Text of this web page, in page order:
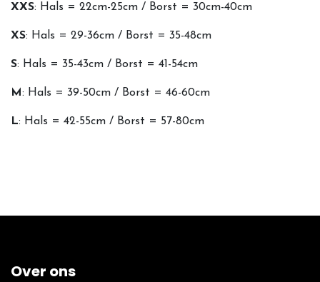
XXS: Hals = 22cm-25cm / Borst = 30cm-40cm
XS: Hals = 29-36cm / Borst = 35-48cm
S: Hals = 35-43cm / Borst = 41-54cm
M: Hals = 39-50cm / Borst = 46-60cm
L: Hals = 42-55cm / Borst = 57-80cm
Over ons